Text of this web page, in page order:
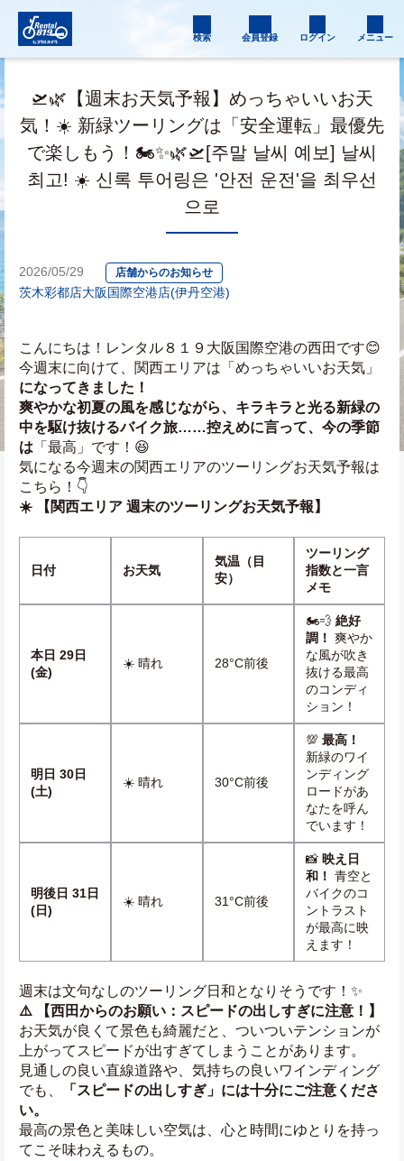
検索 会員登録 ログイン メニュー
🛫🌿【週末お天気予報】めっちゃいいお天
気！☀️ 新緑ツーリングは「安全運転」最優先
で楽しもう！🏍️✨🌿🛫[주말 날씨 예보] 날씨
최고! ☀️ 신록 투어링은 '안전 운전'을 최우선
으로
2026/05/29 店舗からのお知らせ
茨木彩都店大阪国際空港店(伊丹空港)
こんにちは！レンタル８１９大阪国際空港の西田です😊
今週末に向けて、関西エリアは「めっちゃいいお天気」
になってきました！
爽やかな初夏の風を感じながら、キラキラと光る新緑の
中を駆け抜けるバイク旅……控えめに言って、今の季節
は 「最高」です！😆
気になる今週末の関西エリアのツーリングお天気予報は
こちら！👇
☀️ 【関西エリア 週末のツーリングお天気予報】
日付 お天気
気温（目
安）
ツーリング
指数と一言
メモ
本日 29日
(金)
☀️ 晴れ 28°C前後
🏍️💨 絶好
調！ 爽やか
な風が吹き
抜ける最高
のコンディ
ション！
明日 30日
(土)
☀️ 晴れ 30°C前後
💯 最高！
新緑のワイ
ンディング
ロードがあ
なたを呼ん
でいます！
明後日 31日
(日)
☀️ 晴れ 31°C前後
📸 映え日
和！ 青空と
バイクのコ
ントラスト
が最高に映
えます！
週末は文句なしのツーリング日和となりそうです！✨
⚠️ 【西田からのお願い：スピードの出しすぎに注意！】
お天気が良くて景色も綺麗だと、ついついテンションが
上がってスピードが出すぎてしまうことがあります。
見通しの良い直線道路や、気持ちの良いワインディング
でも、
「スピードの出しすぎ」には十分にご注意くださ
い。
最高の景色と美味しい空気は、心と時間にゆとりを持っ
てこそ味わえるもの。